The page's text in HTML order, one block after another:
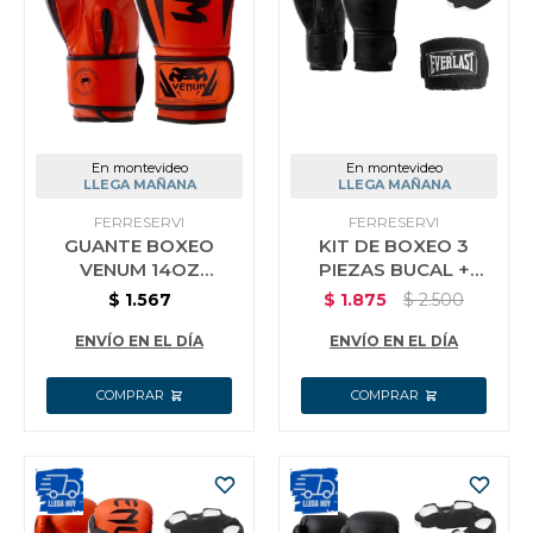
En montevideo
LLEGA MAÑANA
FERRESERVI
GUANTE BOXEO
VENUM 14OZ
NARANJA
$ 1.567
ENVÍO EN EL DÍA
En montevideo
LLEGA MAÑANA
FERRESERVI
KIT DE BOXEO 3
PIEZAS BUCAL +
VENDA + GUANTES 12
$ 1.875 $ 2.500
ENVÍO EN EL DÍA
Jardín y Aire Libre
Mascotas
Bazar
Juguetes y artículos para bebé
Gastronomía
Ferretería